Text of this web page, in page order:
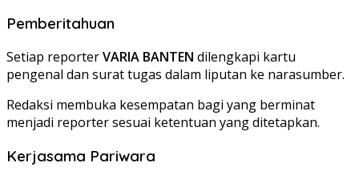
Pemberitahuan
Setiap reporterVARIA BANTEN dilengkapi kartu
pengenal dan surat tugas dalam liputan ke narasumber.
Redaksi membuka kesempatan bagi yang berminat
menjadi reporter sesuai ketentuan yang ditetapkan.
Kerjasama Pariwara